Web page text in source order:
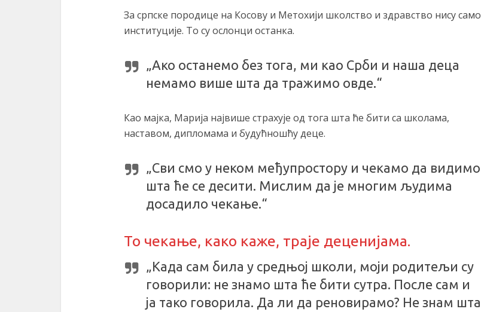
За српске породице на Косову и Метохији школство и здравство нису само
институције. То су ослонци останка.
„Ако останемо без тога, ми као Срби и наша деца
немамо више шта да тражимо овде.“
Као мајка, Марија највише страхује од тога шта ће бити са школама,
наставом, дипломама и будућношћу деце.
„Сви смо у неком међупростору и чекамо да видимо
шта ће се десити. Мислим да је многим људима
досадило чекање.“
То чекање, како каже, траје деценијама.
„Када сам била у средњој школи, моји родитељи су
говорили: не знамо шта ће бити сутра. После сам и
ја тако говорила. Да ли да реновирамо? Не знам шта